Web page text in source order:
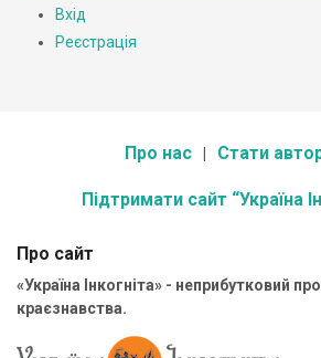
Вхід
Реєстрація
Про нас Стати
Підтримати сайт “Україна
Про сайт
«Україна Інкогніта» - неприбутковий
краєзнавства.